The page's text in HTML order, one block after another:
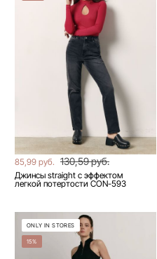
85,99 руб. 130,59 руб.
Джинсы straight c эффектом
легкой потертости CON-593
ONLY IN STORES
15%